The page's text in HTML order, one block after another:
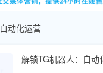
自动化运营
解锁TG机器人：自动